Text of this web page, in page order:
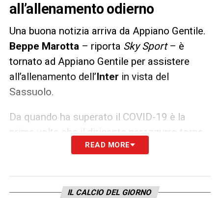
all’allenamento odierno
Una buona notizia arriva da Appiano Gentile.
Beppe Marotta– riporta Sky Sport– è
tornato ad Appiano Gentile per assistere
all’allenamento dell’Inter in vista del
Sassuolo.
Da quando ha superato il COVID-19 è la
prima volta che il dirigente nerazzurro torna
al centro sportivo del club.
LA PLAYLIST DELLE NOSTRE TOP NEWS
READ MORE
IL CALCIO DEL GIORNO